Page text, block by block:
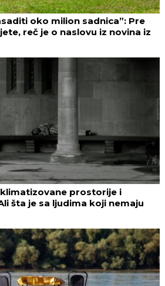
oko milion sadnica”: Pre
reč je o naslovu iz novina iz
klimatizovane prostorije i
šta je sa ljudima koji nemaju